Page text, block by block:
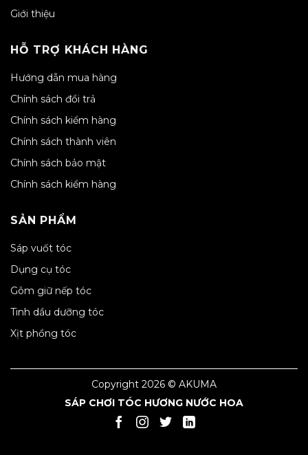
Giới thiệu
HỖ TRỢ KHÁCH HÀNG
Hướng dẫn mua hàng
Chính sách đổi trả
Chính sách kiểm hàng
Chính sách thành viên
Chính sách bảo mật
Chính sách kiểm hàng
SẢN PHẨM
Sáp vuốt tóc
Dụng cụ tóc
Gôm giữ nếp tóc
Tinh dầu dưỡng tóc
Xịt phồng tóc
Copyright 2026 © AKUMA
SÁP CHƠI TÓC HƯƠNG NƯỚC HOA